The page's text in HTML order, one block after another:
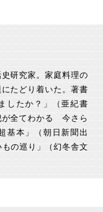
研究家。家庭料理の
たどり着いた。著書
したか？」（亜紀書
が全てわかる 今さら
基本 」（朝日新聞出
の巡り」（幻冬舎文